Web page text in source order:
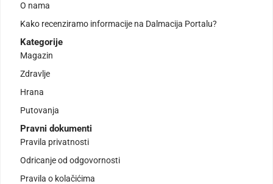
O nama
Kako recenziramo informacije na Dalmacija Portalu?
Kategorije
Magazin
Zdravlje
Hrana
Putovanja
Pravni dokumenti
Pravila privatnosti
Odricanje od odgovornosti
Pravila o kolačićima